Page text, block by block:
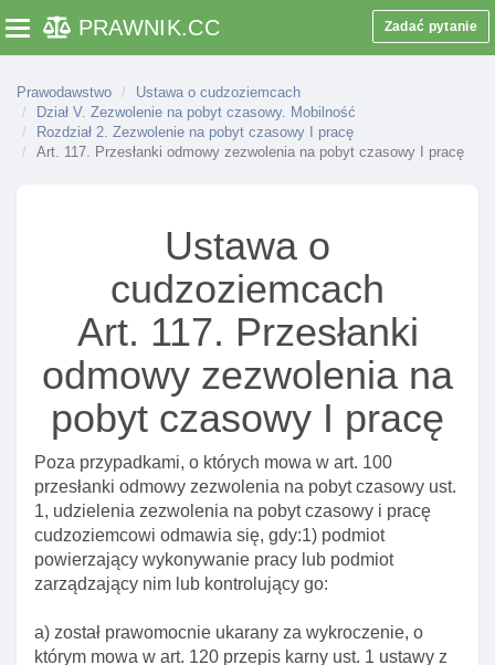
Toggle navigation
PRAWNIK.CC Zadać pytanie
Prawodawstwo
Ustawa o cudzoziemcach
Dział V. Zezwolenie na pobyt czasowy. Mobilność
Rozdział 2. Zezwolenie na pobyt czasowy I pracę
Art. 117. Przesłanki odmowy zezwolenia na pobyt czasowy I pracę
Ustawa o
cudzoziemcach
Art. 117. Przesłanki
odmowy zezwolenia na
pobyt czasowy I pracę
Poza przypadkami, o których mowa w art. 100
przesłanki odmowy zezwolenia na pobyt czasowy ust.
1, udzielenia zezwolenia na pobyt czasowy i pracę
cudzoziemcowi odmawia się, gdy:1) podmiot
powierzający wykonywanie pracy lub podmiot
zarządzający nim lub kontrolujący go:
a) został prawomocnie ukarany za wykroczenie, o
którym mowa w art. 120 przepis karny ust. 1 ustawy z
Art. 69. Konsultacje w sprawie wydania wizy
schengen
wydania wizy schengen
Art. 70a. Rozpatrywanie wniosków o wydanie wizy
przez ministra właściwego do spraw
wydania wizy schengen
Art. 72. Konsultacje w sprawie wydania wizy
krajowej cudzoziemcowi, którego dane znajdują
się w systemie informacyjnym schengen
dokumentu pobytowego lub wizy Długoterminowej
albo przedłużenia ich ważnośCI
Art. 73. Organy informujące organy innych państw
o wydaniu wizy schengen
Art. 74. Gromadzenie informacji o wizach
schengen wydanych przez inne państwa
Art. 74a. Termin wydania lub odmowy wydania
wizy krajowej
konsula rozmowy z cudzoziemcem